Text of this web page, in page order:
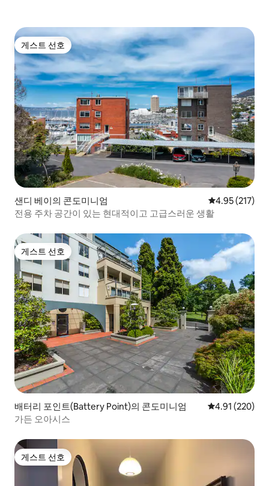
게스트 선호
게스트 선호
샌디 베이의 콘도미니엄 평점 4.95점(5
4.95 (217)
전용 주차 공간이 있는 현대적이고 고급스러운 생활
게스트 선호
게스트 선호
배터리 포인트(Battery Point)의 콘도미니엄 평점 4.91점(5
4.91 (220)
가든 오아시스
게스트 선호
게스트 선호